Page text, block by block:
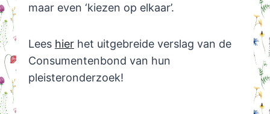
maar even ‘kiezen op elkaar’.
Lees hierhet uitgebreide verslag van de
Consumentenbond van hun
pleisteronderzoek!